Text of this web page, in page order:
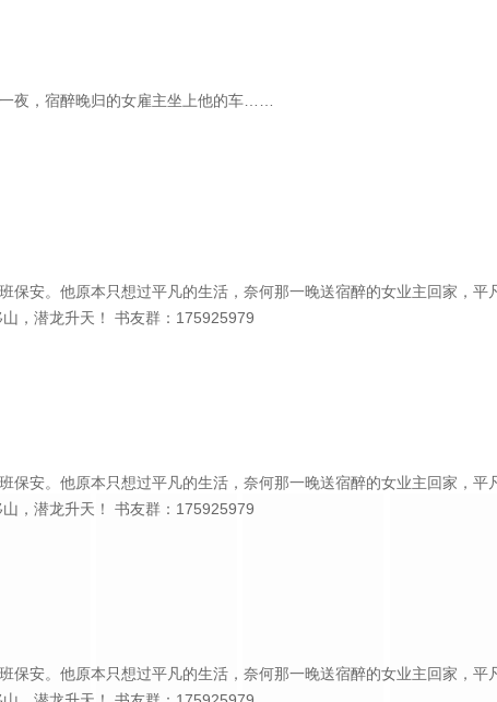
夜，宿醉晚归的女雇主坐上他的车……
保安。他原本只想过平凡的生活，奈何那一晚送宿醉的女业主回家，平
，潜龙升天！ 书友群：175925979
保安。他原本只想过平凡的生活，奈何那一晚送宿醉的女业主回家，平
，潜龙升天！ 书友群：175925979
保安。他原本只想过平凡的生活，奈何那一晚送宿醉的女业主回家，平